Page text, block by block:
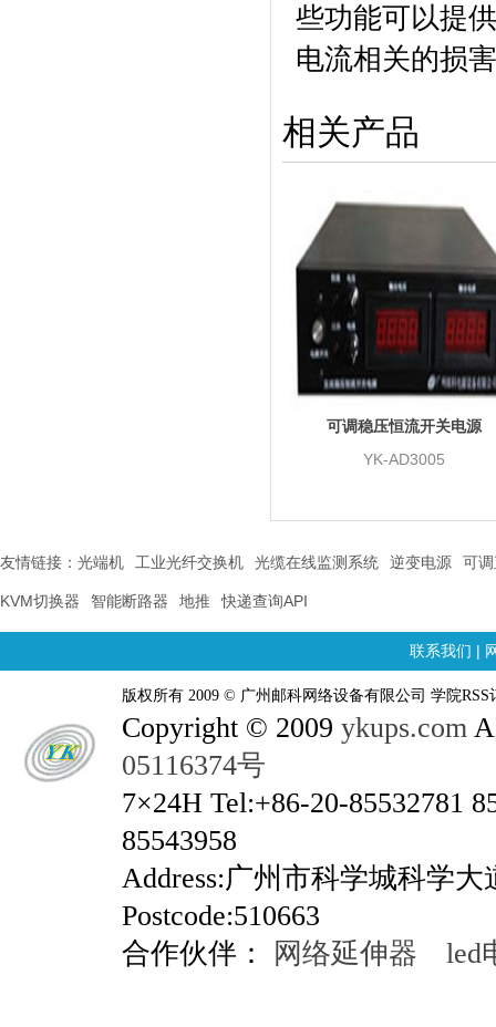
些功能可以提
电流相关的损
相关产品
可调稳压恒流开关电源
YK-AD3005
友情链接： 光端机 工业光纤交换机 光缆在线监测系统 逆变电源 可
KVM切换器 智能断路器 地推 快递查询API
联系我们 |
版权所有 2009 © 广州邮科网络设备有限公司 学院RSS
Copyright © 2009 ykups.com
05116374号
7×24H Tel:+86-20-85532781
85543958
Address:广州市科学城科学
Postcode:510663
合作伙伴：
网络延伸器 led